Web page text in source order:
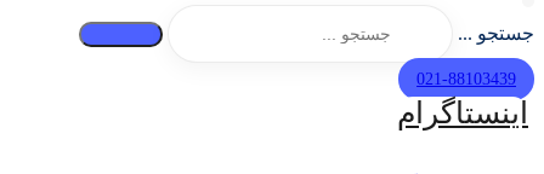
جستجو ...
021-88103439
اینستاگرام